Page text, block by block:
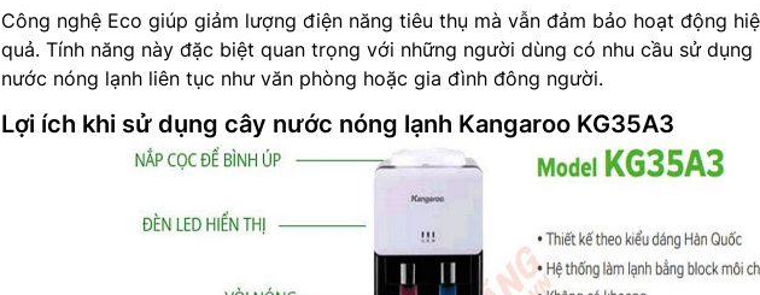
Công nghệ Eco giúp giảm lượng điện năng tiêu thụ mà vẫn đảm bảo hoạt động
quả. Tính năng này đặc biệt quan trọng với những người dùng có nhu cầu sử dụng
nước nóng lạnh liên tục như văn phòng hoặc gia đình đông người.
Lợi ích khi sử dụng cây nước nóng lạnh Kangaroo KG35A3